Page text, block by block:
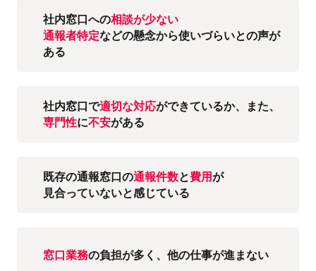
社内窓口への相談が少ない
通報者特定などの懸念から使いづらいとの声が
ある
社内窓口で適切な対応ができているか、また、
専門性に不安がある
既存の通報窓口の通報件数と費用が
見合っていないと感じている
窓口業務の負担が多く、 他の仕事が進まない